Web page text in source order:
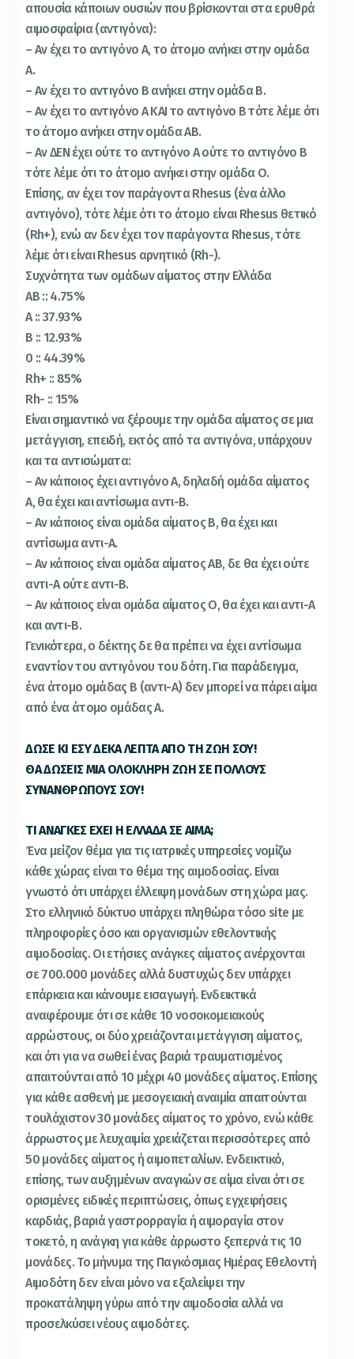
απουσία κάποιων ουσιών που βρίσκονται στα ερυθρά
αιμοσφαίρια (αντιγόνα):
– Αν έχει το αντιγόνο Α, το άτομο ανήκει στην ομάδα
Α.
– Αν έχει το αντιγόνο Β ανήκει στην ομάδα Β.
– Αν έχει το αντιγόνο Α ΚΑΙ το αντιγόνο Β τότε λέμε ότι
το άτομο ανήκει στην ομάδα ΑΒ.
– Αν ΔΕΝ έχει ούτε το αντιγόνο Α ούτε το αντιγόνο Β
τότε λέμε ότι το άτομο ανήκει στην ομάδα Ο.
Επίσης, αν έχει τον παράγοντα Rhesus (ένα άλλο
αντιγόνο), τότε λέμε ότι το άτομο είναι Rhesus θετικό
(Rh+), ενώ αν δεν έχει τον παράγοντα Rhesus, τότε
λέμε ότι είναι Rhesus αρνητικό (Rh-).
Συχνότητα των ομάδων αίματος στην Ελλάδα
ΑΒ :: 4.75%
Α :: 37.93%
Β :: 12.93%
0 :: 44.39%
Rh+ :: 85%
Rh- :: 15%
Είναι σημαντικό να ξέρουμε την ομάδα αίματος σε μια
μετάγγιση, επειδή, εκτός από τα αντιγόνα, υπάρχουν
και τα αντισώματα:
– Αν κάποιος έχει αντιγόνο Α, δηλαδή ομάδα αίματος
Α, θα έχει και αντίσωμα αντι-Β.
– Αν κάποιος είναι ομάδα αίματος Β, θα έχει και
αντίσωμα αντι-Α.
– Αν κάποιος είναι ομάδα αίματος ΑΒ, δε θα έχει ούτε
αντι-Α ούτε αντι-Β.
– Αν κάποιος είναι ομάδα αίματος Ο, θα έχει και αντι-Α
και αντι-Β.
Γενικότερα, ο δέκτης δε θα πρέπει να έχει αντίσωμα
εναντίον του αντιγόνου του δότη. Για παράδειγμα,
ένα άτομο ομάδας Β (αντι-Α) δεν μπορεί να πάρει αίμα
από ένα άτομο ομάδας Α.
ΔΩΣΕ ΚΙ ΕΣΥ ΔΕΚΑ ΛΕΠΤΑ ΑΠΟ ΤΗ ΖΩΗ ΣΟΥ!
ΘΑ ΔΩΣΕΙΣ ΜΙΑ ΟΛΟΚΛΗΡΗ ΖΩΗ ΣΕ ΠΟΛΛΟΥΣ
ΣΥΝΑΝΘΡΩΠΟΥΣ ΣΟΥ!
ΤΙ ΑΝΑΓΚΕΣ ΕΧΕΙ Η ΕΛΛΑΔΑ ΣΕ ΑΙΜΑ;
Ένα μείζον θέμα για τις ιατρικές υπηρεσίες νομίζω
κάθε χώρας είναι το θέμα της αιμοδοσίας. Είναι
γνωστό ότι υπάρχει έλλειψη μονάδων στη χώρα μας.
Στο ελληνικό δύκτυο υπάρχει πληθώρα τόσο site με
πληροφορίες όσο και οργανισμών εθελοντικής
αιμοδοσίας. Οι ετήσιες ανάγκες αίματος ανέρχονται
σε 700.000 μονάδες αλλά δυστυχώς δεν υπάρχει
επάρκεια και κάνουμε εισαγωγή. Ενδεικτικά
αναφέρουμε ότι σε κάθε 10 νοσοκομειακούς
αρρώστους, οι δύο χρειάζονται μετάγγιση αίματος,
και ότι για να σωθεί ένας βαριά τραυματισμένος
απαιτούνται από 10 μέχρι 40 μονάδες αίματος. Επίσης
για κάθε ασθενή με μεσογειακή αναιμία απαιτούνται
τουλάχιστον 30 μονάδες αίματος το χρόνο, ενώ κάθε
άρρωστος με λευχαιμία χρειάζεται περισσότερες από
50 μονάδες αίματος ή αιμοπεταλίων. Ενδεικτικό,
επίσης, των αυξημένων αναγκών σε αίμα είναι ότι σε
ορισμένες ειδικές περιπτώσεις, όπως εγχειρήσεις
καρδιάς, βαριά γαστρορραγία ή αιμοραγία στον
τοκετό, η ανάγκη για κάθε άρρωστο ξεπερνά τις 10
μονάδες. Το μήνυμα της Παγκόσμιας Ημέρας Εθελοντή
Αιμοδότη δεν είναι μόνο να εξαλείψει την
προκατάληψη γύρω από την αιμοδοσία αλλά να
προσελκύσει νέους αιμοδότες.